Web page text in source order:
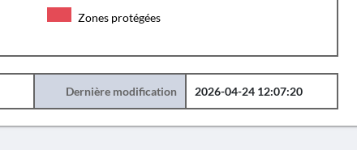
Zones protégées
Dernière modification 2026-04-24 12:07:20